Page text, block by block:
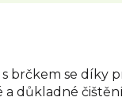
brčkem se díky
důkladné